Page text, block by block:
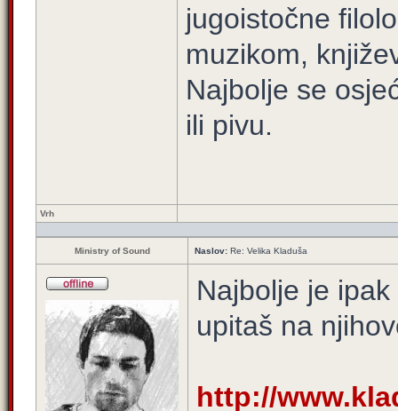
jugoistočne
muzikom,
Najbolje se
ili pivu.
Vrh
Ministry of Sound Naslov: Re: Velika Kladuša
Najbolje je
upitaš na
http://